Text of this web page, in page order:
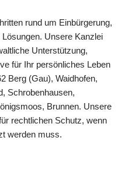
rund um Einbürgerung,
Unsere Kanzlei
Unterstützung,
für Ihr persönliches Leben
Berg (Gau), Waidhofen,
Schrobenhausen,
Brunnen. Unsere
rechtlichen Schutz, wenn
werden muss.